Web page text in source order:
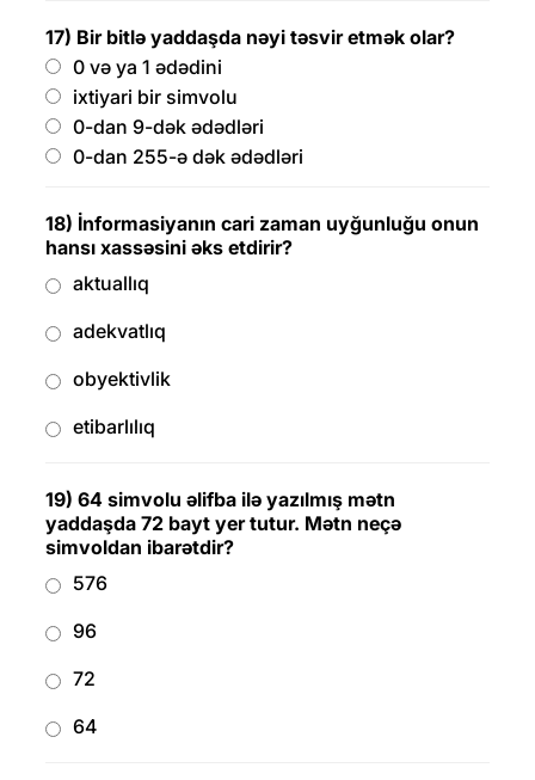
17) Bir bitlə yaddaşda nəyi təsvir etmək olar?
0 və ya 1 ədədini
ixtiyari bir simvolu
0-dan 9-dək ədədləri
0-dan 255-ə dək ədədləri
18) İnformasiyanın cari zaman uyğunluğu onun
hansı xassəsini əks etdirir?
aktuallıq
adekvatlıq
obyektivlik
etibarlılıq
19) 64 simvolu əlifba ilə yazılmış mətn
yaddaşda 72 bayt yer tutur. Mətn neçə
simvoldan ibarətdir?
576
96
72
64